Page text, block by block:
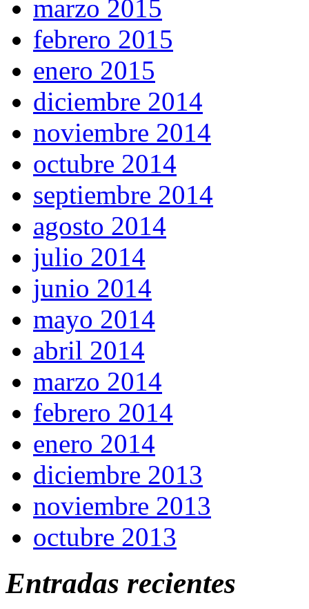
marzo 2015
febrero 2015
enero 2015
diciembre 2014
noviembre 2014
octubre 2014
septiembre 2014
agosto 2014
julio 2014
junio 2014
mayo 2014
abril 2014
marzo 2014
febrero 2014
enero 2014
diciembre 2013
noviembre 2013
octubre 2013
Entradas recientes